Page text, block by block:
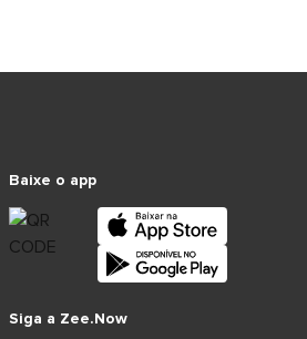
Baixe o app
Siga a Zee.Now